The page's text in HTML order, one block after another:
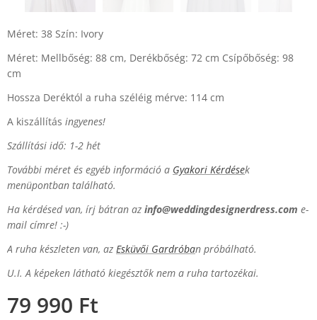
Méret: 38 Szín: Ivory
Méret: Mellbőség: 88 cm, Derékbőség: 72 cm Csípőbőség: 98
cm
Hossza Deréktól a ruha széléig mérve: 114 cm
A kiszállítás ingyenes!
Szállítási idő: 1-2 hét
További méret és egyéb információ a Gyakori Kérdések
menüpontban található.
Ha kérdésed van, írj bátran az info@weddingdesignerdress.com e-
mail címre! :-)
A ruha készleten van, az Esküvői Gardróban próbálható.
U.I. A képeken látható kiegésztők nem a ruha tartozékai.
79 990 Ft